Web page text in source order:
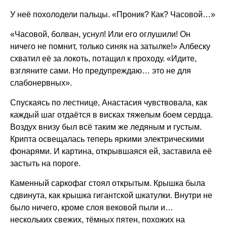
У неё похолодели пальцы. «Проник? Как? Часовой…»
«Часовой, болван, уснул! Или его оглушили! Он
ничего не помнит, только синяк на затылке!» Албеску
схватил её за локоть, потащил к проходу. «Идите,
взгляните сами. Но предупреждаю… это не для
слабонервных».
Спускаясь по лестнице, Анастасия чувствовала, как
каждый шаг отдаётся в висках тяжелым боем сердца.
Воздух внизу был всё таким же ледяным и густым.
Крипта освещалась теперь яркими электрическими
фонарями. И картина, открывшаяся ей, заставила её
застыть на пороге.
Каменный саркофаг стоял открытым. Крышка была
сдвинута, как крышка гигантской шкатулки. Внутри не
было ничего, кроме слоя вековой пыли и…
нескольких свежих, тёмных пятен, похожих на